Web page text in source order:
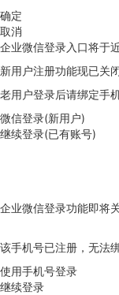
确定
取消
企业微信登录入口将于
新用户注册功能现已关
老用户登录后请绑定手
微信登录(新用户)
继续登录(已有账号)
企业微信登录功能即将
该手机号已注册，无法
使用手机号登录
继续登录